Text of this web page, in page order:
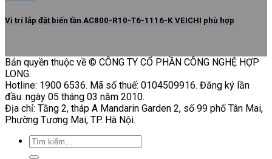
Vị trí lắp đặt biến tần AC800-R10-T6-1116-K VEICHI phù hợp
Bản quyền thuộc về © CÔNG TY CỔ PHẦN CÔNG NGHỆ HỢP
LONG.
Hotline: 1900 6536. Mã số thuế: 0104509916. Đăng ký lần
đầu: ngày 05 tháng 03 năm 2010.
Địa chỉ: Tầng 2, tháp A Mandarin Garden 2, số 99 phố Tân Mai,
Phường Tương Mai, TP. Hà Nội.
Tìm